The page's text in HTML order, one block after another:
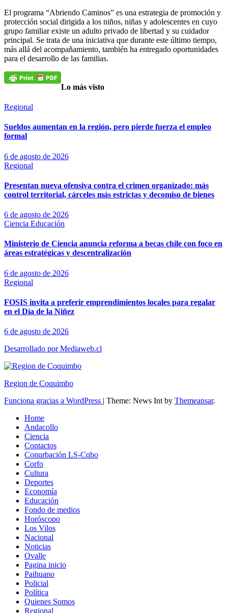
El programa “Abriendo Caminos” es una estrategia de promoción y
protección social dirigida a los niños, niñas y adolescentes en cuyo
grupo familiar existe un adulto privado de libertad y su cuidador
principal. Se trata de una iniciativa que durante este último tiempo,
más allá del acompañamiento, también ha entregado oportunidades
para el desarrollo de las familias.
Lo más visto
Regional
Sueldos aumentan en la región, pero pierde fuerza el empleo
formal
6 de agosto de 2026
Regional
Presentan nueva ofensiva contra el crimen organizado: más
control territorial, cárceles más estrictas y decomiso de bienes
6 de agosto de 2026
Ciencia Educación
Ministerio de Ciencia anuncia reforma a becas chile con foco en
áreas estratégicas y descentralización
6 de agosto de 2026
Regional
FOSIS invita a preferir emprendimientos locales para regalar
en el Día de la Niñez
6 de agosto de 2026
Desarrollado por Mediaweb.cl
Region de Coquimbo
Funciona gracias a WordPress | Theme: News Int by Themeansar.
Home
Andacollo
Ciencia
Contactos
Conurbación LS-Cqbo
Corfo
Cultura
Deportes
Economía
Educación
Fondo de medios
Horóscopo
Los Vilos
Nacional
Noticias
Ovalle
Pagina inicio
Paihuano
Policial
Política
Quienes Somos
Regional